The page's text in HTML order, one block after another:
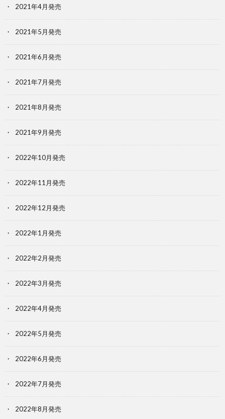
2021年4月発売
2021年5月発売
2021年6月発売
2021年7月発売
2021年8月発売
2021年9月発売
2022年10月発売
2022年11月発売
2022年12月発売
2022年1月発売
2022年2月発売
2022年3月発売
2022年4月発売
2022年5月発売
2022年6月発売
2022年7月発売
2022年8月発売